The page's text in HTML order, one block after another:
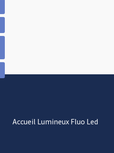
Accueil Lumineux Fluo Led